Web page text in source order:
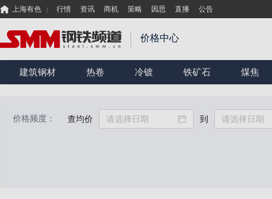
上海有色 行情 资讯 商机 策略 因思 直播 公告
价格中心
建筑钢材 热卷 冷镀 铁矿石 煤焦
价格频度： 查均价 到